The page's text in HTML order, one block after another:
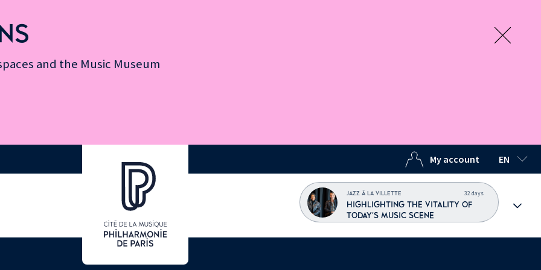
and the Music Museum
My account EN
JAZZ À LA VILLETTE 32 days
HIGHLIGHTING THE VITALITY OF
TODAY'S MUSIC SCENE